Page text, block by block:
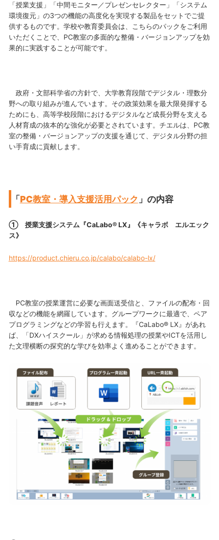
「授業支援」「中間モニター／プレゼンセレクター」「システム
環境復元」の3つの機能の高度化を実現する製品をセットでご提
供するものです。学校や教育委員会は、こちらのパックをご利用
いただくことで、PC教室の多面的な整備・バージョンアップを効
果的に実践することが可能です。
政府・文部科学省の方針で、大学教育段階でデジタル・理数分
野への取り組みが進んでいます。その政策効果を最大限発揮する
ためにも、高等学校段階におけるデジタルなど成長分野を支える
人材育成の抜本的な強化が必要とされています。チエルは、PC教
室の整備・バージョンアップの支援を通じて、デジタル分野の担
い手育成に貢献します。
「PC教室・導入支援活用パック 」の内容
① 授業支援システム『CaLabo® LX』《キャラボ エルエック
ス》
https://product.chieru.co.jp/calabo/calabo-lx/
PC教室の授業運営に必要な画面送受信と、ファイルの配布・回
収などの機能を網羅しています。グループワークに最適で、ペア
プログラミングなどの学習も行えます。『CaLabo® LX』があれ
ば、「DXハイスクール」が求める情報処理の授業やICTを活用し
た文理横断の探究的な学びを効率よく進めることができます。